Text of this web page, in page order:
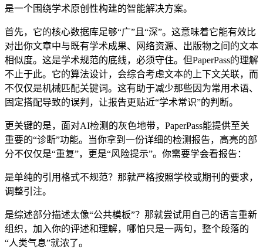
是一个围绕学术原创性构建的智能解决方案。
首先，它的核心数据库足够“广”且“深”。这意味着它能有效比
对出你文章中与既有学术成果、网络资源、出版物之间的文本
相似度。这是学术规范的底线，必须守住。但PaperPass的理解
不止于此。它的算法设计，会综合考虑文本的上下文关联，而
不仅仅是机械匹配关键词。这有助于减少那些因为常用术语、
固定搭配导致的误判，让报告更贴近“学术常识”的判断。
更关键的是，面对AI检测的灰色地带，PaperPass能提供至关
重要的“诊断”功能。当你拿到一份详细的检测报告，高亮的部
分不仅仅是“重复”，更是“风险提示”。你需要学会看报告：
是单纯的引用格式不规范？那就严格按照学校或期刊的要求，
调整引注。
是综述部分描述太像“公共模板”？那就尝试用自己的语言重新
组织，加入你的评述和理解，哪怕只是一两句，整个段落的
“人类气息”就浓了。